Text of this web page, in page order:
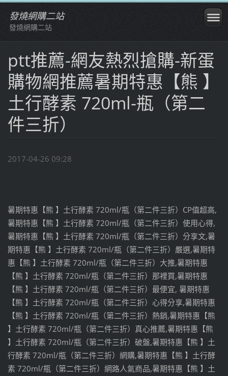
發燒網購二站
發燒網購二站
ptt推薦-網友熱烈搶購-新蛋
購物網推薦暑期特惠【熊 】
土行酵素 720ml-瓶（第二
件三折）
2017-04-26 09:28
暑期特惠【熊 】土行酵素 720ml/瓶（第二件三折）CP值超高,
暑期特惠【熊 】土行酵素 720ml/瓶（第二件三折）使用心得,
暑期特惠【熊 】土行酵素 720ml/瓶（第二件三折）分享文,暑
期特惠【熊 】土行酵素 720ml/瓶（第二件三折）嚴選,暑期特
惠【熊 】土行酵素 720ml/瓶（第二件三折）大推,暑期特惠
【熊 】土行酵素 720ml/瓶（第二件三折）那裡買,暑期特惠
【熊 】土行酵素 720ml/瓶（第二件三折）最便宜, 暑期特惠
【熊 】土行酵素 720ml/瓶（第二件三折）心得分享,暑期特惠
【熊 】土行酵素 720ml/瓶（第二件三折）熱銷,暑期特惠【熊
】土行酵素 720ml/瓶（第二件三折）真心推薦,暑期特惠【熊
】土行酵素 720ml/瓶（第二件三折）破盤,暑期特惠【熊 】土
行酵素 720ml/瓶（第二件三折）網購,暑期特惠【熊 】土行酵
素 720ml/瓶（第二件三折）網路人氣商品,暑期特惠【熊 】土